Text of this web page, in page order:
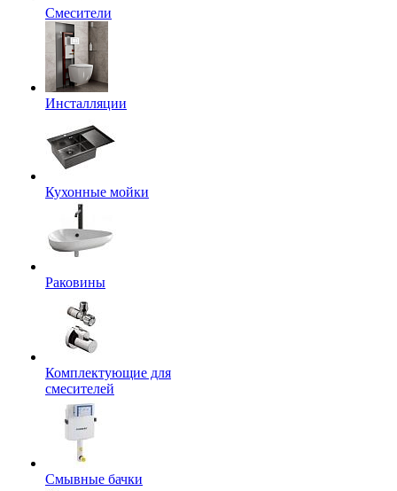
Смесители
Инсталляции
Кухонные мойки
Раковины
Комплектующие для
смесителей
Смывные бачки